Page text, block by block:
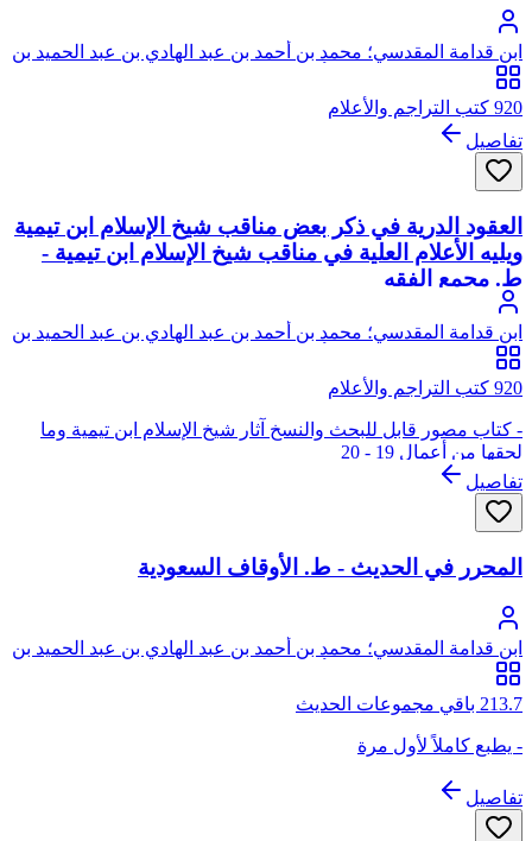
ابن قدامة المقدسي؛ محمد بن أحمد بن عبد الهادي بن عبد الحميد بن
عبد الهادي، شمس الدين، أبو عبد الله، ابن قدامة المقدسي
الجماعيلي الأصل، ثم الدمشقي الصالحي
920 كتب التراجم والأعلام
تفاصيل
العقود الدرية في ذكر بعض مناقب شيخ الإسلام ابن تيمية
ويليه الأعلام العلية في مناقب شيخ الإسلام ابن تيمية -
ط. مجمع الفقه
ابن قدامة المقدسي؛ محمد بن أحمد بن عبد الهادي بن عبد الحميد بن
عبد الهادي، شمس الدين، أبو عبد الله، ابن قدامة المقدسي
الجماعيلي الأصل، ثم الدمشقي الصالحي
920 كتب التراجم والأعلام
- كتاب مصور قابل للبحث والنسخ آثار شيخ الإسلام ابن تيمية وما
لحقها من أعمال 19 - 20
تفاصيل
المحرر في الحديث - ط. الأوقاف السعودية
ابن قدامة المقدسي؛ محمد بن أحمد بن عبد الهادي بن عبد الحميد بن
عبد الهادي، شمس الدين، أبو عبد الله، ابن قدامة المقدسي
الجماعيلي الأصل، ثم الدمشقي الصالحي
213.7 باقي مجموعات الحديث
- يطبع كاملاً لأول مرة
تفاصيل